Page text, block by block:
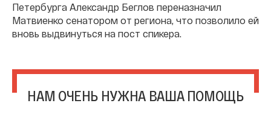
Петербурга Александр Беглов переназначил
Матвиенко сенатором от региона, что позволило ей
вновь выдвинуться на пост спикера.
НАМ ОЧЕНЬ НУЖНА ВАША ПОМОЩЬ